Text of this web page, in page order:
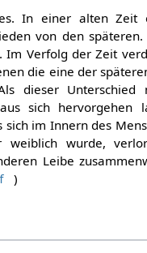
In einer alten Zeit
von den
Verfolg der Zeit
die eine der
dieser Unterschied
sich hervorgehen
im Innern des
weiblich wurde,
Leibe
)